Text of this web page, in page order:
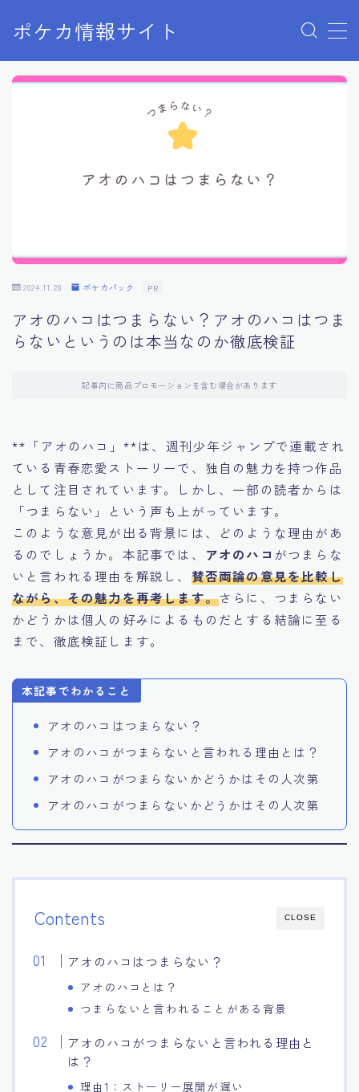
ポケカ情報サイト
MENU
Home
プライバシーポリシー
2024.11.28 ポケカパック PR
アオのハコはつまらない？アオのハコはつま
らないというのは本当なのか徹底検証
記事内に商品プロモーションを含む場合があります
**「アオのハコ」**は、週刊少年ジャンプで連載され
ている青春恋愛ストーリーで、独自の魅力を持つ作品
として注目されています。しかし、一部の読者からは
「つまらない」という声も上がっています。
このような意見が出る背景には、どのような理由があ
るのでしょうか。本記事では、 アオのハコ がつまらな
いと言われる理由を解説し、 賛否両論の意見を比較し
ながら、その魅力を再考します。さらに、つまらない
かどうかは個人の好みによるものだとする結論に至る
まで、徹底検証します。
本記事でわかること
アオのハコはつまらない？
アオのハコがつまらないと言われる理由とは？
アオのハコがつまらないかどうかはその人次第
アオのハコがつまらないかどうかはその人次第
CLOSE
Contents
アオのハコはつまらない？
アオのハコとは？
つまらないと言われることがある背景
アオのハコがつまらないと言われる理由と
は？
理由1：ストーリー展開が遅い